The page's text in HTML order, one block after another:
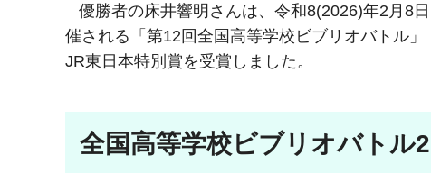
優勝者の床井響明さんは、令和8(2026)年2月8
催される「第12回全国高等学校ビブリオバトル
JR東日本特別賞を受賞しました。
全国高等学校ビブリオバトル